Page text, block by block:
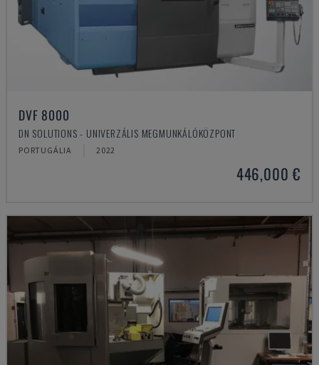
DVF 8000
DN SOLUTIONS - UNIVERZÁLIS MEGMUNKÁLÓKÖZPONT
PORTUGÁLIA 2022
446,000 €